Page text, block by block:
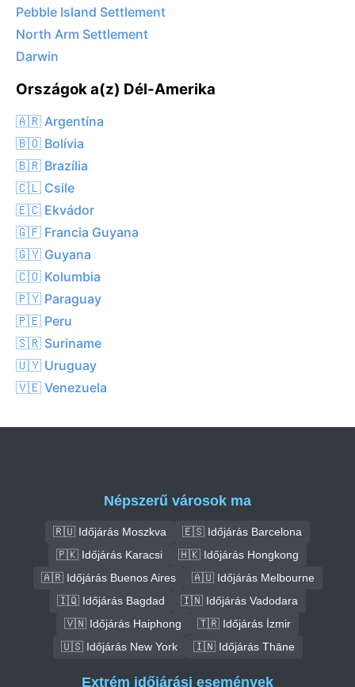
Pebble Island Settlement
North Arm Settlement
Darwin
Országok a(z) Dél-Amerika
🇦🇷 Argentína
🇧🇴 Bolívia
🇧🇷 Brazília
🇨🇱 Csile
🇪🇨 Ekvádor
🇬🇫 Francia Guyana
🇬🇾 Guyana
🇨🇴 Kolumbia
🇵🇾 Paraguay
🇵🇪 Peru
🇸🇷 Suriname
🇺🇾 Uruguay
🇻🇪 Venezuela
Népszerű városok ma
🇷🇺 Időjárás Moszkva
🇪🇸 Időjárás Barcelona
🇵🇰 Időjárás Karacsi
🇭🇰 Időjárás Hongkong
🇦🇷 Időjárás Buenos Aires
🇦🇺 Időjárás Melbourne
🇮🇶 Időjárás Bagdad
🇮🇳 Időjárás Vadodara
🇻🇳 Időjárás Haiphong
🇹🇷 Időjárás İzmir
🇺🇸 Időjárás New York
🇮🇳 Időjárás Thāne
Extrém időjárási események